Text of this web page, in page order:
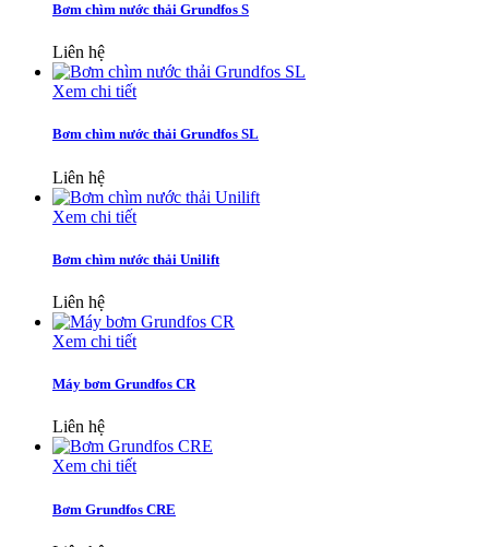
Bơm chìm nước thải Grundfos S
Liên hệ
Xem chi tiết
Bơm chìm nước thải Grundfos SL
Liên hệ
Xem chi tiết
Bơm chìm nước thải Unilift
Liên hệ
Xem chi tiết
Máy bơm Grundfos CR
Liên hệ
Xem chi tiết
Bơm Grundfos CRE